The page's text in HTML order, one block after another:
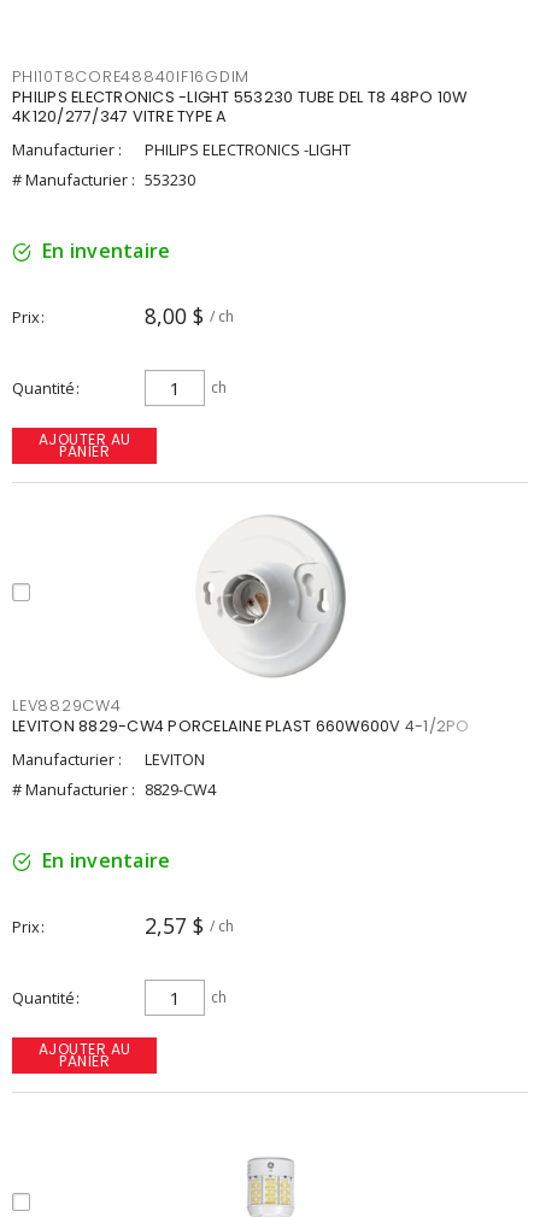
PHI10T8CORE48840IF16GDIM
PHILIPS ELECTRONICS -LIGHT 553230 TUBE DEL T8 48PO 10W
4K120/277/347 VITRE TYPE A
Manufacturier :
PHILIPS ELECTRONICS -LIGHT
# Manufacturier : 553230
En inventaire
Prix 8,00 $ / ch
Quantité ch
AJOUTER AU
PANIER
LEV8829CW4
LEVITON 8829-CW4 PORCELAINE PLAST 660W600V 4-1/2PO
Manufacturier :
LEVITON
# Manufacturier : 8829-CW4
En inventaire
Prix 2,57 $ / ch
Quantité ch
AJOUTER AU
PANIER